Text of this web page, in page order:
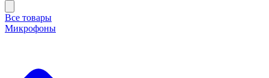
Все товары
Микрофоны